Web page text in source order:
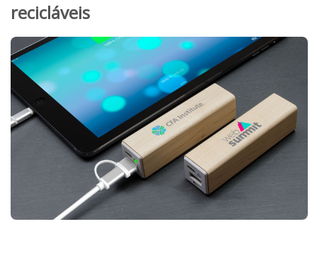
recicláveis